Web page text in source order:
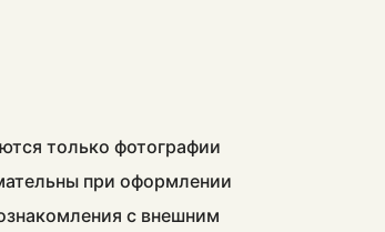
только фотографии
при оформлении
с внешним